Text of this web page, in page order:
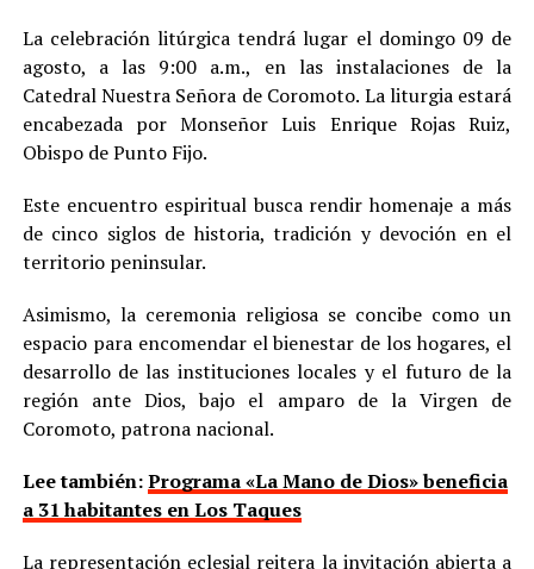
La celebración litúrgica tendrá lugar el domingo 09 de
agosto, a las 9:00 a.m., en las instalaciones de la
Catedral Nuestra Señora de Coromoto. La liturgia estará
encabezada por Monseñor Luis Enrique Rojas Ruiz,
Obispo de Punto Fijo.
Este encuentro espiritual busca rendir homenaje a más
de cinco siglos de historia, tradición y devoción en el
territorio peninsular.
Asimismo, la ceremonia religiosa se concibe como un
espacio para encomendar el bienestar de los hogares, el
desarrollo de las instituciones locales y el futuro de la
región ante Dios, bajo el amparo de la Virgen de
Coromoto, patrona nacional.
Lee también:Programa «La Mano de Dios» beneficia
a 31 habitantes en Los Taques
La representación eclesial reitera la invitación abierta a